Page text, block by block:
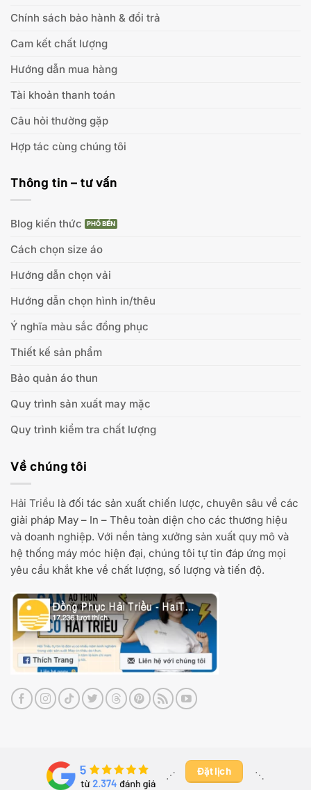
Chính sách bảo hành & đổi trả
Cam kết chất lượng
Hướng dẫn mua hàng
Tài khoản thanh toán
Câu hỏi thường gặp
Hợp tác cùng chúng tôi
Thông tin – tư vấn
Blog kiến thức
Cách chọn size áo
Hướng dẫn chọn vải
Hướng dẫn chọn hình in/thêu
Ý nghĩa màu sắc đồng phục
Thiết kế sản phẩm
Bảo quản áo thun
Quy trình sản xuất may mặc
Quy trình kiểm tra chất lượng
Về chúng tôi
Hải Triều là đối tác sản xuất chiến lược, chuyên sâu về các
giải pháp May – In – Thêu toàn diện cho các thương hiệu
và doanh nghiệp. Với nền tảng xưởng sản xuất quy mô và
hệ thống máy móc hiện đại, chúng tôi tự tin đáp ứng mọi
yêu cầu khắt khe về chất lượng, số lượng và tiến độ.
⋰ ​ Đặt lịch ⋱